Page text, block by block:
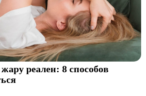
реален: 8 способов